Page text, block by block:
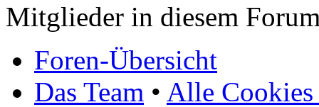
Mitglieder in diesem
Foren-Übersicht
Das Team • Alle Cookies